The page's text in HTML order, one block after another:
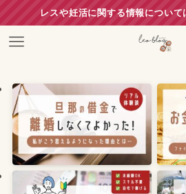
レスや妊活に関する情報につい